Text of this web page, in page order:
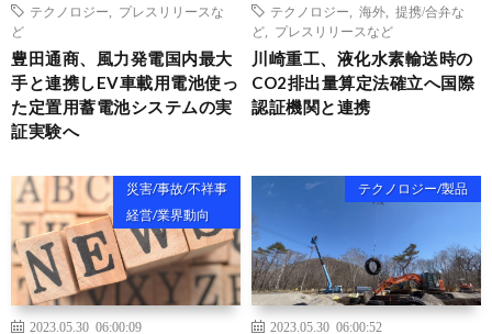
テクノロジー
プレスリリースな
ど
豊田通商、風力発電国内最大
手と連携しEV車載用電池使っ
た定置用蓄電池システムの実
証実験へ
テクノロジー
海外
提携/合弁な
ど
プレスリリースなど
川崎重工、液化水素輸送時の
CO2排出量算定法確立へ国際
認証機関と連携
災害/事故/不祥事
経営/業界動向
2023.05.30 06:00:09
テクノロジー/製品
2023.05.30 06:00:52